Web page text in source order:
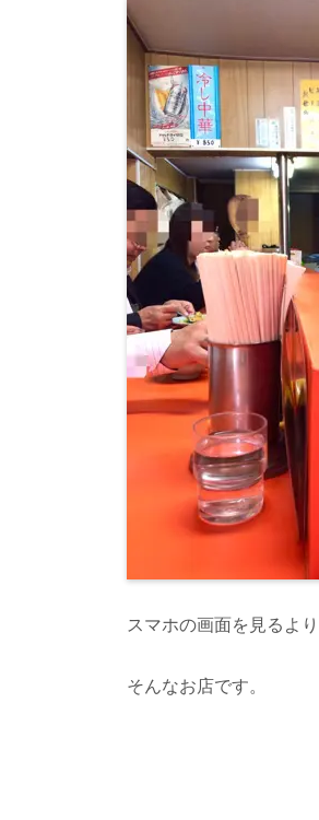
スマホの画面を見るよ
そんなお店です。